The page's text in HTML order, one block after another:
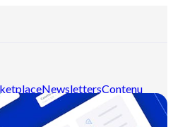
NewslettersContenu
APIDocumentation MCP